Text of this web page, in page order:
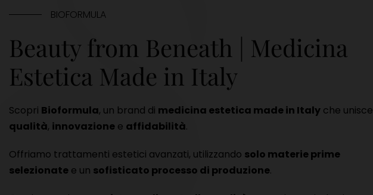
BIOFORMULA
Beauty from Beneath | Medicina
Estetica Made in Italy
Scopri Bioformula, un brand di medicina estetica made in Italy che unisce
qualità, innovazione e affidabilità.
Offriamo trattamenti estetici avanzati, utilizzando solo materie prime
selezionate e un sofisticato processo di produzione.